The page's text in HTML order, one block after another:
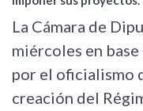
La Cámara de
miércoles en
por el oficialismo
creación del